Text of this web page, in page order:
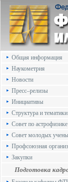
Общая информация
Наукометрия
Новости
Пресс–релизы
Инициативы
Структура и тематики
Совет по астрофизике
Совет молодых
Профсоюзная
Закупки
Подготовка